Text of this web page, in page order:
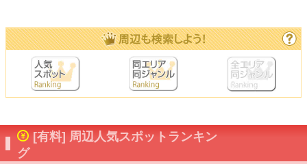
[有料] 周辺人気スポットランキン
グ